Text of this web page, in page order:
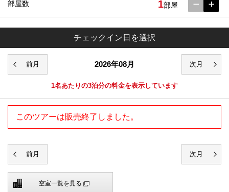
部屋数 1部屋
チェックイン日を選択
2026年08月
1名あたりの3泊分の料金を表示しています
このツアーは販売終了しました。
空室一覧を見る